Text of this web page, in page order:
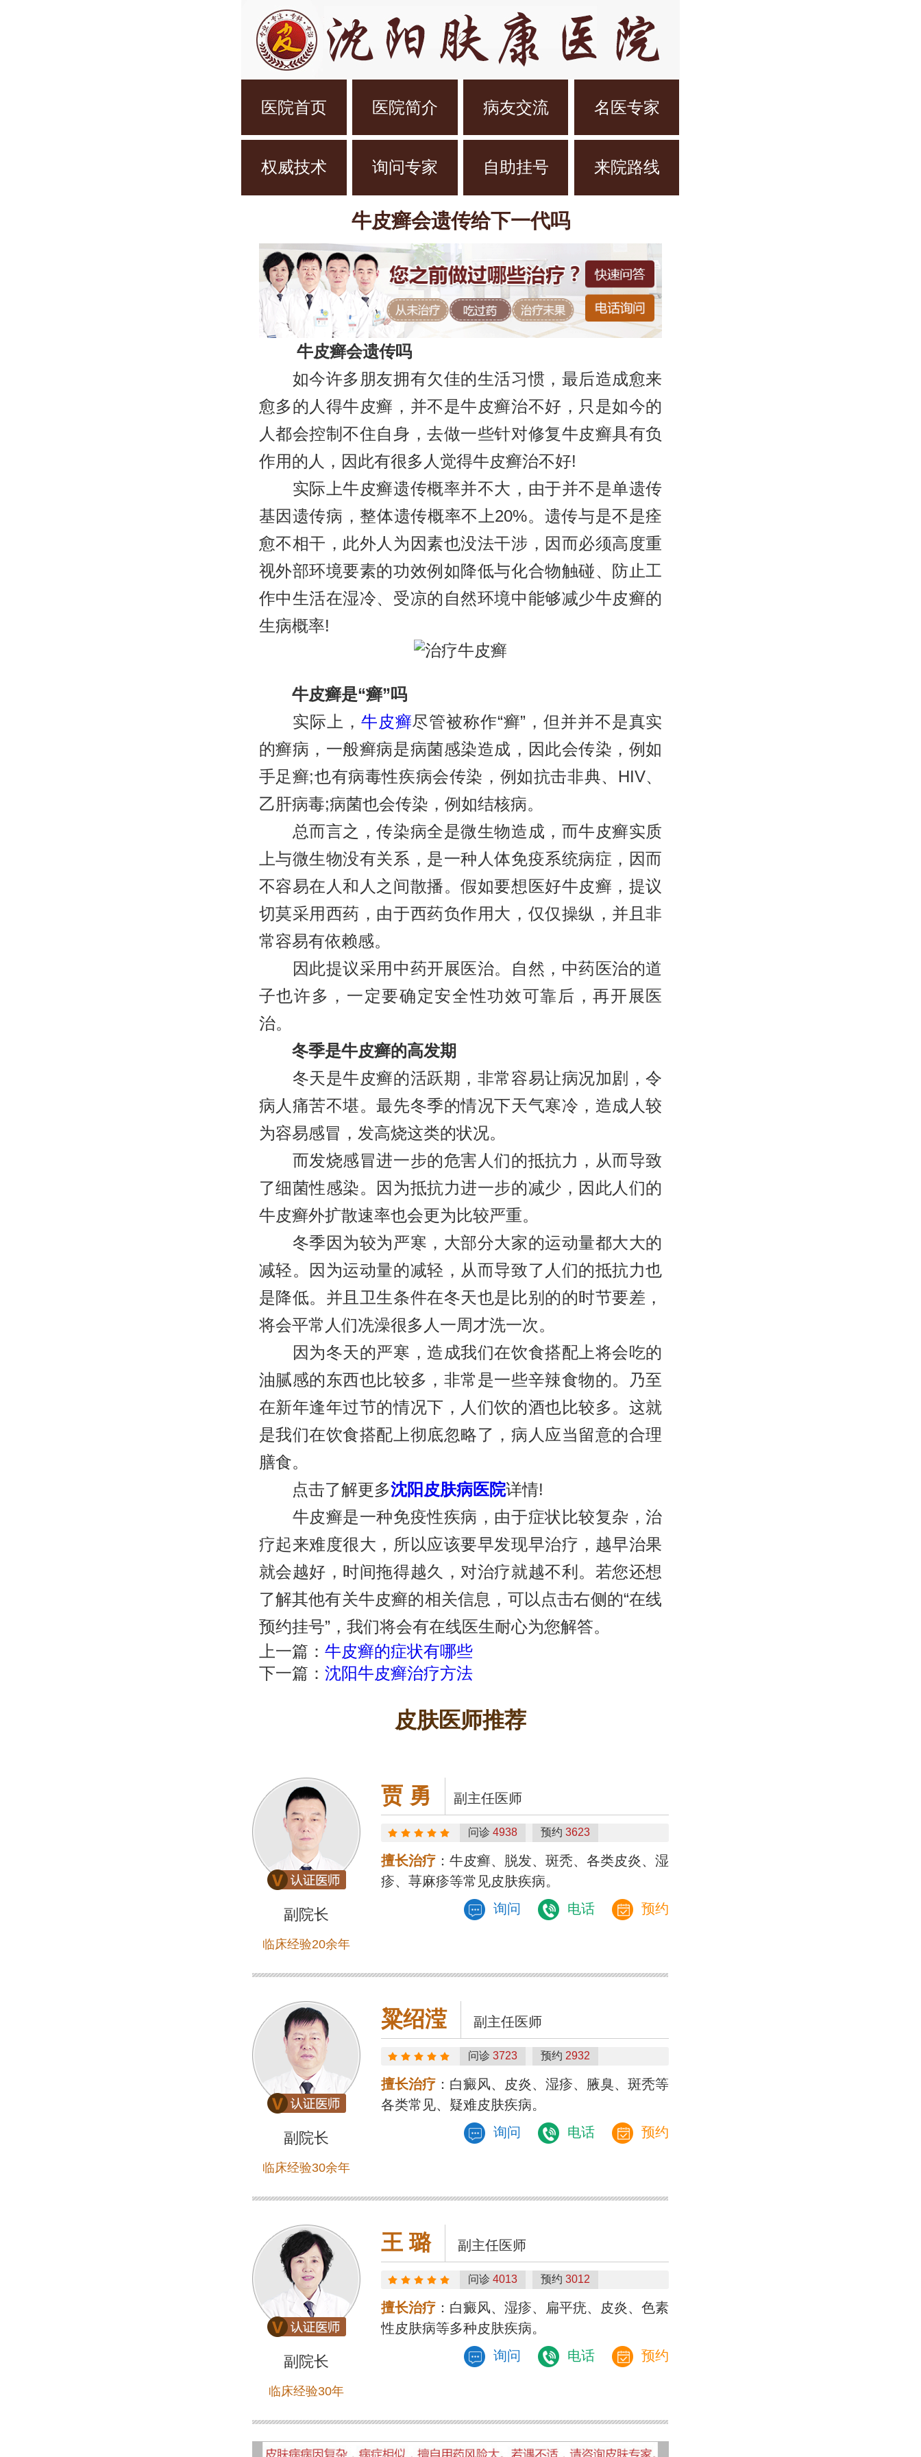
医院首页 医院简介 病友交流 名医专家
权威技术 询问专家 自助挂号 来院路线
牛皮癣会遗传给下一代吗
牛皮癣会遗传吗
如今许多朋友拥有欠佳的生活习惯，最后造成愈来
愈多的人得牛皮癣，并不是牛皮癣治不好，只是如今的
人都会控制不住自身，去做一些针对修复牛皮癣具有负
作用的人，因此有很多人觉得牛皮癣治不好!
实际上牛皮癣遗传概率并不大，由于并不是单遗传
基因遗传病，整体遗传概率不上20%。遗传与是不是痊
愈不相干，此外人为因素也没法干涉，因而必须高度重
视外部环境要素的功效例如降低与化合物触碰、防止工
作中生活在湿冷、受凉的自然环境中能够减少牛皮癣的
生病概率!
牛皮癣是“癣”吗
实际上， 牛皮癣尽管被称作“癣”，但并并不是真实
的癣病，一般癣病是病菌感染造成，因此会传染，例如
手足癣;也有病毒性疾病会传染，例如抗击非典、HIV、
乙肝病毒;病菌也会传染，例如结核病。
总而言之，传染病全是微生物造成，而牛皮癣实质
上与微生物没有关系，是一种人体免疫系统病症，因而
不容易在人和人之间散播。假如要想医好牛皮癣，提议
切莫采用西药，由于西药负作用大，仅仅操纵，并且非
常容易有依赖感。
因此提议采用中药开展医治。自然，中药医治的道
子也许多，一定要确定安全性功效可靠后，再开展医
治。
冬季是牛皮癣的高发期
冬天是牛皮癣的活跃期，非常容易让病况加剧，令
病人痛苦不堪。最先冬季的情况下天气寒冷，造成人较
为容易感冒，发高烧这类的状况。
而发烧感冒进一步的危害人们的抵抗力，从而导致
了细菌性感染。因为抵抗力进一步的减少，因此人们的
牛皮癣外扩散速率也会更为比较严重。
冬季因为较为严寒，大部分大家的运动量都大大的
减轻。因为运动量的减轻，从而导致了人们的抵抗力也
是降低。并且卫生条件在冬天也是比别的的时节要差，
将会平常人们冼澡很多人一周才洗一次。
因为冬天的严寒，造成我们在饮食搭配上将会吃的
油腻感的东西也比较多，非常是一些辛辣食物的。乃至
在新年逢年过节的情况下，人们饮的酒也比较多。这就
是我们在饮食搭配上彻底忽略了，病人应当留意的合理
膳食。
点击了解更多沈阳皮肤病医院详情!
牛皮癣是一种免疫性疾病，由于症状比较复杂，治
疗起来难度很大，所以应该要早发现早治疗，越早治果
就会越好，时间拖得越久，对治疗就越不利。若您还想
了解其他有关牛皮癣的相关信息，可以点击右侧的“在线
预约挂号”，我们将会有在线医生耐心为您解答。
上一篇： 牛皮癣的症状有哪些
下一篇： 沈阳牛皮癣治疗方法
皮肤医师推荐
副院长
临床经验20余年
贾 勇 副主任医师
问诊 4938 预约 3623
擅长治疗 ：牛皮癣、脱发、斑秃、各类皮炎、湿
疹、荨麻疹等常见皮肤疾病。
询问
电话 预约
副院长
临床经验30余年
粱绍滢 副主任医师
问诊 3723 预约 2932
擅长治疗 ：白癜风、皮炎、湿疹、腋臭、斑秃等
各类常见、疑难皮肤疾病。
询问
电话 预约
副院长
临床经验30年
王 璐 副主任医师
问诊 4013 预约 3012
擅长治疗 ：白癜风、湿疹、扁平疣、皮炎、色素
性皮肤病等多种皮肤疾病。
询问
电话 预约